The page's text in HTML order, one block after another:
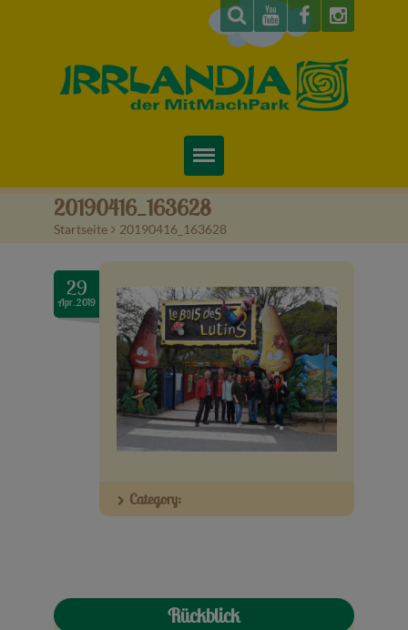
Startseite
Preise & Infos
Tickets
Attraktionen
Videos
Veranstaltungen
Baumpaten
20190416_163628
Startseite > 20190416_163628
29
Apr..2019
Category:
Rückblick